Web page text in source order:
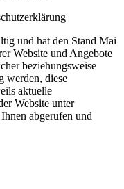
und hat den Stand Mai
Website und Angebote
beziehungsweise
werden, diese
aktuelle
Website unter
abgerufen und